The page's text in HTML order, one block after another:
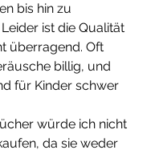
bis hin zu
ist die Qualität
überragend. Oft
billig, und
für Kinder schwer
würde ich nicht
da sie weder